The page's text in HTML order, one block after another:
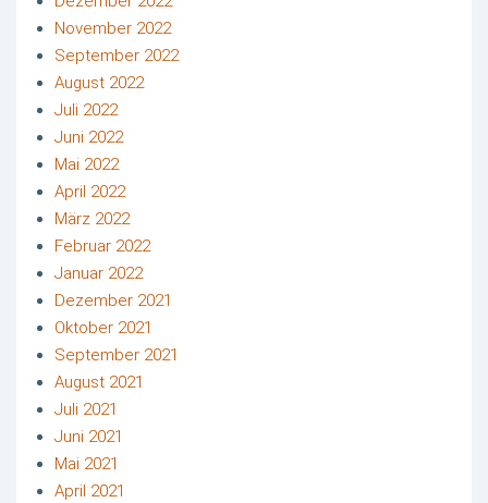
November 2022
September 2022
August 2022
Juli 2022
Juni 2022
Mai 2022
April 2022
März 2022
Februar 2022
Januar 2022
Dezember 2021
Oktober 2021
September 2021
August 2021
Juli 2021
Juni 2021
Mai 2021
April 2021